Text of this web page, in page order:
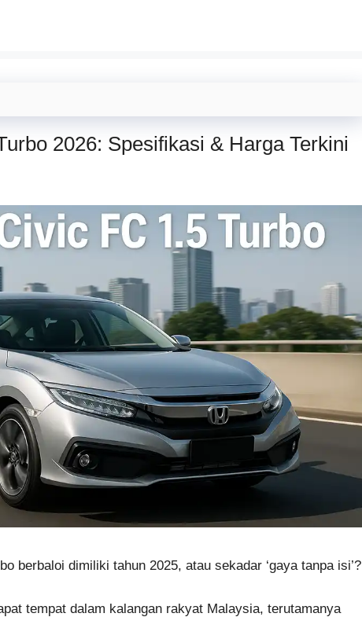
2026: Spesifikasi & Harga Terkini
berbaloi dimiliki tahun 2025, atau sekadar ‘gaya tanpa isi’?
tempat dalam kalangan rakyat Malaysia, terutamanya